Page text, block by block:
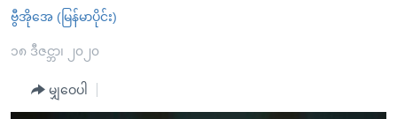
ပင်မ
ကျော်
ကြည့်
အစ္စရေး-ပါလက်စတိုင်း
အင်္ဂလိပ်စာလေ့လာမယ်
အမေရိကန်သုံးအီဒီယံ
အပတ်စဉ်ကဏ္ဍများ
ဗွီအိုအေ (မြန်မာပိုင်း)
၁၈ ဒီဇင္ဘာ၊ ၂၀၂၀
မျှဝေပါ